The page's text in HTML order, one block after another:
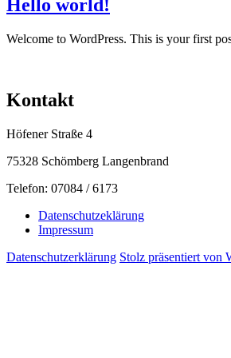
Hello world!
Welcome to WordPress. This is your first
Kontakt
Höfener Straße 4
75328 Schömberg Langenbrand
Telefon: 07084 / 6173
Datenschutzeklärung
Impressum
Datenschutzerklärung Stolz präsentiert von